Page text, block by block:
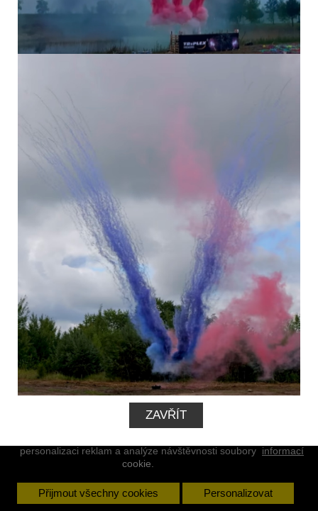
personalizaci reklam a analýze návštěvnosti soubory
cookie.
informací
Přijmout všechny cookies Personalizovat
VIDEO
INFORMACE
MŮJ ÚČET
ZAVŘÍT